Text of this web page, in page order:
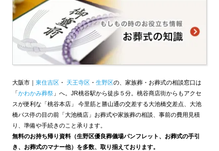
大阪市｜ 東住吉区 ・ 天王寺区 ・ 生野区の、家族葬・お葬式の相談窓口は
「かわかみ葬祭 」へ。JR桃谷駅から徒歩５分。桃谷商店街からもアクセ
スが便利な「桃谷本店」 今里筋と勝山通の交差する大池橋交差点、大池
橋バス停の目の前「大池橋店」お葬式や家族葬の相談、事前の費用見積
り、準備や手続きのこと承ります。
無料のお持ち帰り資料（生野区優良葬儀場パンフレット、お葬式の手引
き、お葬式のマナー他）を多数、取り揃えております。